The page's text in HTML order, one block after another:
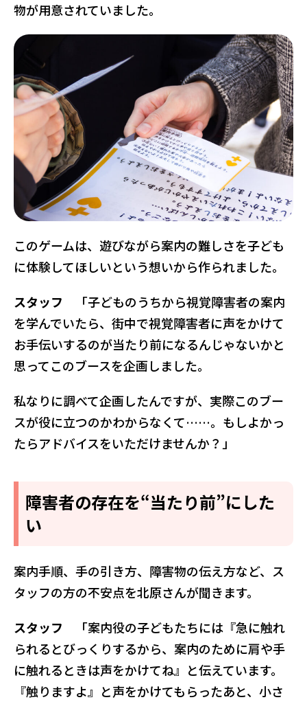
物が用意されていました。
このゲームは、遊びながら案内の難しさを子ども
に体験してほしいという想いから作られました。
スタッフ 「子どものうちから視覚障害者の案内
を学んでいたら、街中で視覚障害者に声をかけて
お手伝いするのが当たり前になるんじゃないかと
思ってこのブースを企画しました。
私なりに調べて企画したんですが、実際このブー
スが役に立つのかわからなくて……。もしよかっ
たらアドバイスをいただけませんか？」
障害者の存在を“当たり前”にした
い
案内手順、手の引き方、障害物の伝え方など、ス
タッフの方の不安点を北原さんが聞きます。
スタッフ 「案内役の子どもたちには『急に触れ
られるとびっくりするから、案内のために肩や手
に触れるときは声をかけてね』と伝えています。
『触りますよ』と声をかけてもらったあと、小さ